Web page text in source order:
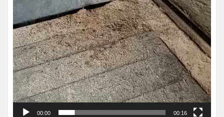
00:00 00:16